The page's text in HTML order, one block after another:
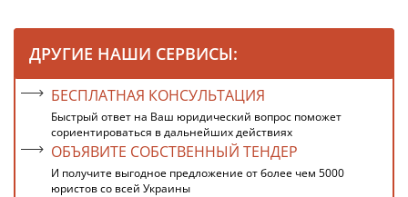
ДРУГИЕ НАШИ СЕРВИСЫ:
БЕСПЛАТНАЯ КОНСУЛЬТАЦИЯ
Быстрый ответ на Ваш юридический вопрос поможет
сориентироваться в дальнейших действиях
ОБЪЯВИТЕ СОБСТВЕННЫЙ ТЕНДЕР
И получите выгодное предложение от более чем 5000
юристов со всей Украины